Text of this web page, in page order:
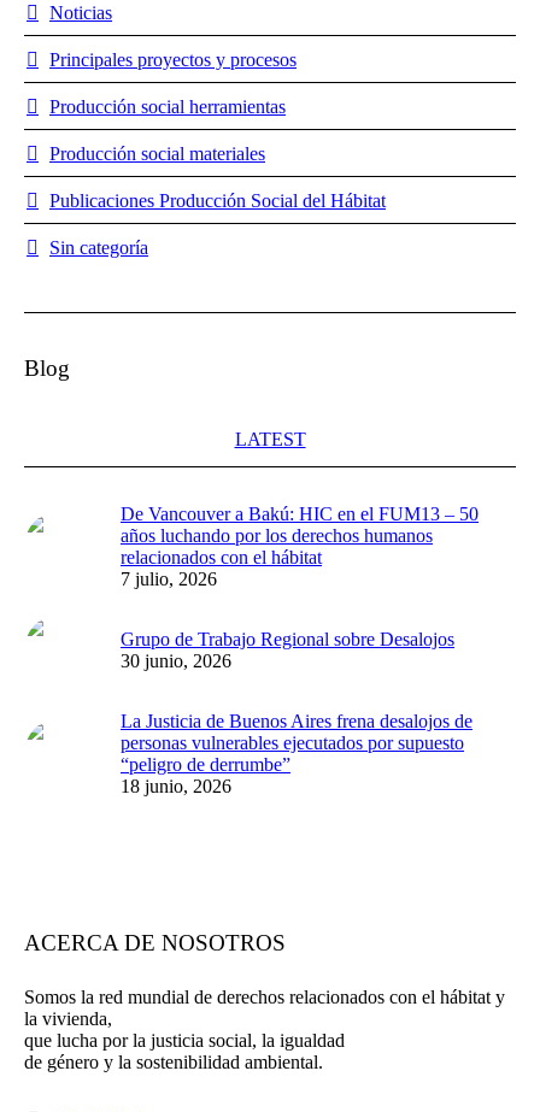
Noticias
Principales proyectos y procesos
Producción social herramientas
Producción social materiales
Publicaciones Producción Social del Hábitat
Sin categoría
Blog
LATEST
De Vancouver a Bakú: HIC en el FUM13 – 50
años luchando por los derechos humanos
relacionados con el hábitat
7 julio, 2026
Grupo de Trabajo Regional sobre Desalojos
30 junio, 2026
La Justicia de Buenos Aires frena desalojos de
personas vulnerables ejecutados por supuesto
“peligro de derrumbe”
18 junio, 2026
ACERCA DE NOSOTROS
Somos la red mundial de derechos relacionados con el hábitat y
la vivienda,
que lucha por la justicia social, la igualdad
de género y la sostenibilidad ambiental.